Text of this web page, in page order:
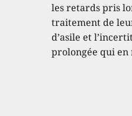
les retards pris
traitement de
d’asile et
prolongée qui en